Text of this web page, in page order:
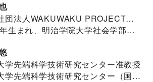
団法人WAKUWAKU PROJECT
代表・言語聴覚士・社会福祉士
生まれ、明治学院大学社会学部福
学先端科学技術研究センター准教授
学先端科学技術研究センター（国際